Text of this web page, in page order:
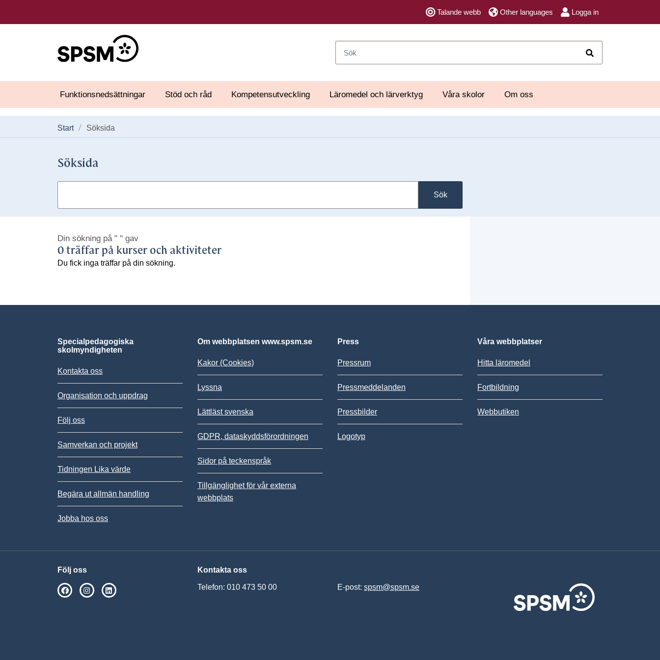
Talande webb Other languages Logga in
Funktionsnedsättningar Stöd och råd Kompetensutveckling Läromedel och lärverktyg Våra skolor Om oss
Start Söksida
Söksida
Sök
Din sökning på " " gav
0 träffar på kurser och aktiviteter
Du fick inga träffar på din sökning.
Specialpedagogiska
skolmyndigheten
Kontakta oss
Organisation och uppdrag
Följ oss
Samverkan och projekt
Tidningen Lika värde
Begära ut allmän handling
Jobba hos oss
Om webbplatsen www.spsm.se
Kakor (Cookies)
Lyssna
Lättläst svenska
GDPR, dataskyddsförordningen
Sidor på teckenspråk
Tillgänglighet för vår externa
webbplats
Press
Pressrum
Pressmeddelanden
Pressbilder
Logotyp
Våra webbplatser
Hitta läromedel
Fortbildning
Webbutiken
Följ oss
SPSM på Facebook
SPSM på Instagram
Kontakta oss
Telefon: 010 473 50 00 E-post: spsm@spsm.se